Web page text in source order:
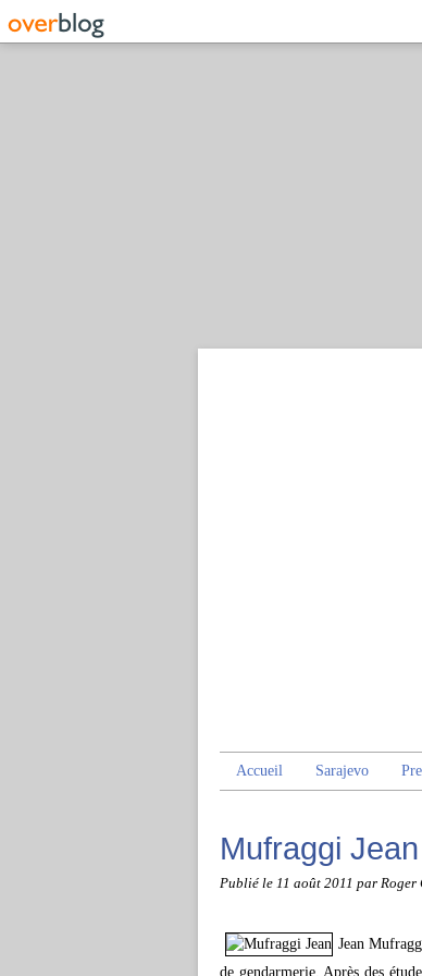
Accueil Sarajevo
Mufraggi Jean
Publié le 11 août 2011 par Roger
Jean
de gendarmerie. Après des